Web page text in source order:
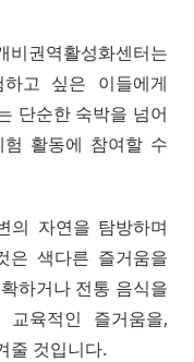
비권역활성화센터는
고 싶은 이들에게
단순한 숙박을 넘어
활동에 참여할 수
의 자연을 탐방하며
은 색다른 즐거움을
하거나 전통 음식을
교육적인 즐거움을,
줄 것입니다.